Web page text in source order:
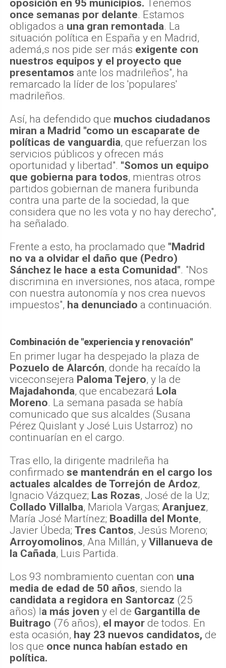
oposición en 95 municipios. Tenemos
once semanas por delante. Estamos
obligados a una gran remontada. La
situación política en España y en Madrid,
ademá,s nos pide ser más exigente con
nuestros equipos y el proyecto que
presentamos ante los madrileños", ha
remarcado la líder de los 'populares'
madrileños.
Así, ha defendido que muchos ciudadanos
miran a Madrid "como un escaparate de
políticas de vanguardia, que refuerzan los
servicios públicos y ofrecen más
oportunidad y libertad". "Somos un equipo
que gobierna para todos, mientras otros
partidos gobiernan de manera furibunda
contra una parte de la sociedad, la que
considera que no les vota y no hay derecho",
ha señalado.
Frente a esto, ha proclamado que "Madrid
no va a olvidar el daño que (Pedro)
Sánchez le hace a esta Comunidad". "Nos
discrimina en inversiones, nos ataca, rompe
con nuestra autonomía y nos crea nuevos
impuestos", ha denunciado a continuación.
Combinación de "experiencia y renovación"
En primer lugar ha despejado la plaza de
Pozuelo de Alarcón, donde ha recaído la
viceconsejera Paloma Tejero, y la de
Majadahonda, que encabezará Lola
Moreno. La semana pasada se había
comunicado que sus alcaldes (Susana
Pérez Quislant y José Luis Ustarroz) no
continuarían en el cargo.
Tras ello, la dirigente madrileña ha
confirmado se mantendrán en el cargo los
actuales alcaldes de Torrejón de Ardoz,
Ignacio Vázquez; Las Rozas, José de la Uz;
Collado Villalba, Mariola Vargas; Aranjuez,
María José Martínez; Boadilla del Monte,
Javier Úbeda; Tres Cantos, Jesús Moreno;
Arroyomolinos, Ana Millán, y Villanueva de
la Cañada, Luis Partida.
Los 93 nombramiento cuentan con una
media de edad de 50 años, siendo la
candidata a regidora en Santorcaz (25
años) la más joven y el de Gargantilla de
Buitrago (76 años), el mayor de todos. En
esta ocasión, hay 23 nuevos candidatos, de
los que once nunca habían estado en
política.